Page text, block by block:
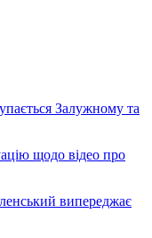
Залужному та
щодо відео про
випереджає